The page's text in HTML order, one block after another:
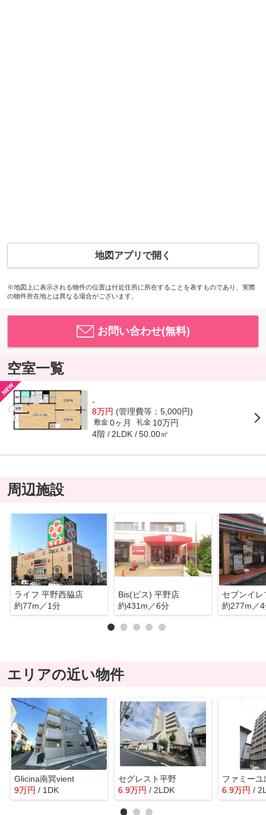
地図アプリで開く
※地図上に表示される物件の位置は付近住所に所在することを表すものであり、実際
の物件所在地とは異なる場合がございます。
お問い合わせ(無料)
空室一覧
-
8万円 (管理費等：5,000円)
敷金 0ヶ月 礼金 10万円
4階 2LDK 50.00㎡
周辺施設
ライフ 平野西脇店
約77m／1分
Bis(ビス) 平野店
約431m／6分
約277m／
エリアの近い物件
Glicina南巽vient
9万円 / 1DK
セグレスト平野
6.9万円 / 2LDK
ファミーユ
6.9万円 /